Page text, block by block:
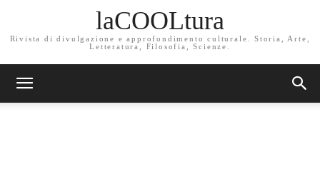
laCOOLtura
Rivista di divulgazione e approfondimento culturale. Storia, Arte,
Letteratura, Filosofia, Scienze.